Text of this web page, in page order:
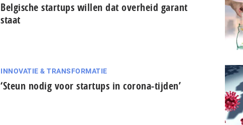
Belgische startups willen dat overheid garant
staat
INNOVATIE & TRANSFORMATIE
‘Steun nodig voor startups in corona-tijden’